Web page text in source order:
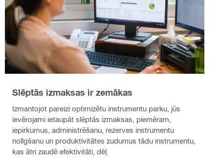
Slēptās izmaksas ir zemākas
Izmantojot pareizi optimizētu instrumentu parku, jūs
ievērojami ietaupāt slēptās izmaksas, piemēram,
iepirkumus, administrēšanu, rezerves instrumentu
nolīgšanu un produktivitātes zudumus tādu instrumentu,
kas ātri zaudē efektivitāti, dēļ.